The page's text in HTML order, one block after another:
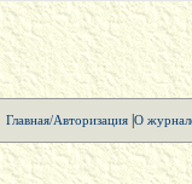
Главная/Авторизация| О